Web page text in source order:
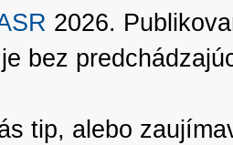
2026.
bez
tip, alebo